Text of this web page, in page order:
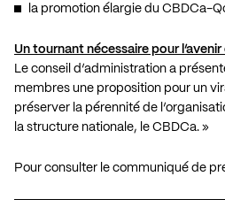
la promotion élargie du CBDCa-
Un tournant nécessaire pour
Le conseil d’administration a
membres une proposition pour un
préserver la pérennité de
la structure nationale, le CBDCa. »
Pour consulter le communiqué de